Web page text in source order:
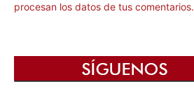
procesan los datos de tus comentarios.